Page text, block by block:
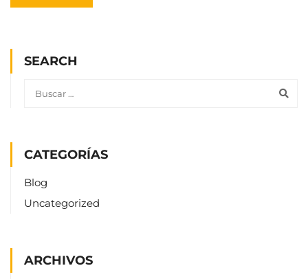
SEARCH
CATEGORÍAS
Blog
Uncategorized
ARCHIVOS